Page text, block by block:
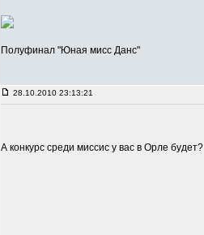
Полуфинал "Юная мисс Данс"
28.10.2010 23:13:21
А конкурс среди миссис у вас в Орле будет?